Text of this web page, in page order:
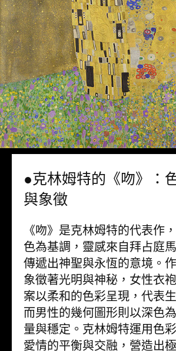
●克林姆特的《吻》：
與象徵
《吻》是克林姆特的代表作
色為基調，靈感來自拜占庭
傳遞出神聖與永恆的意境。
象徵著光明與神秘，女性衣
案以柔和的色彩呈現，代表
而男性的幾何圖形則以深色
量與穩定。克林姆特運用色
愛情的平衡與交融，營造出